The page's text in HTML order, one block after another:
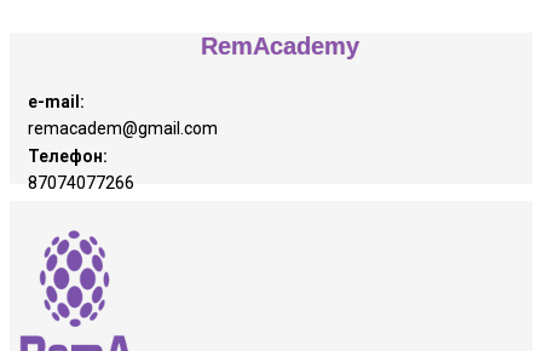
RemAcademy
e-mail:
remacadem@gmail.com
Телефон:
87074077266